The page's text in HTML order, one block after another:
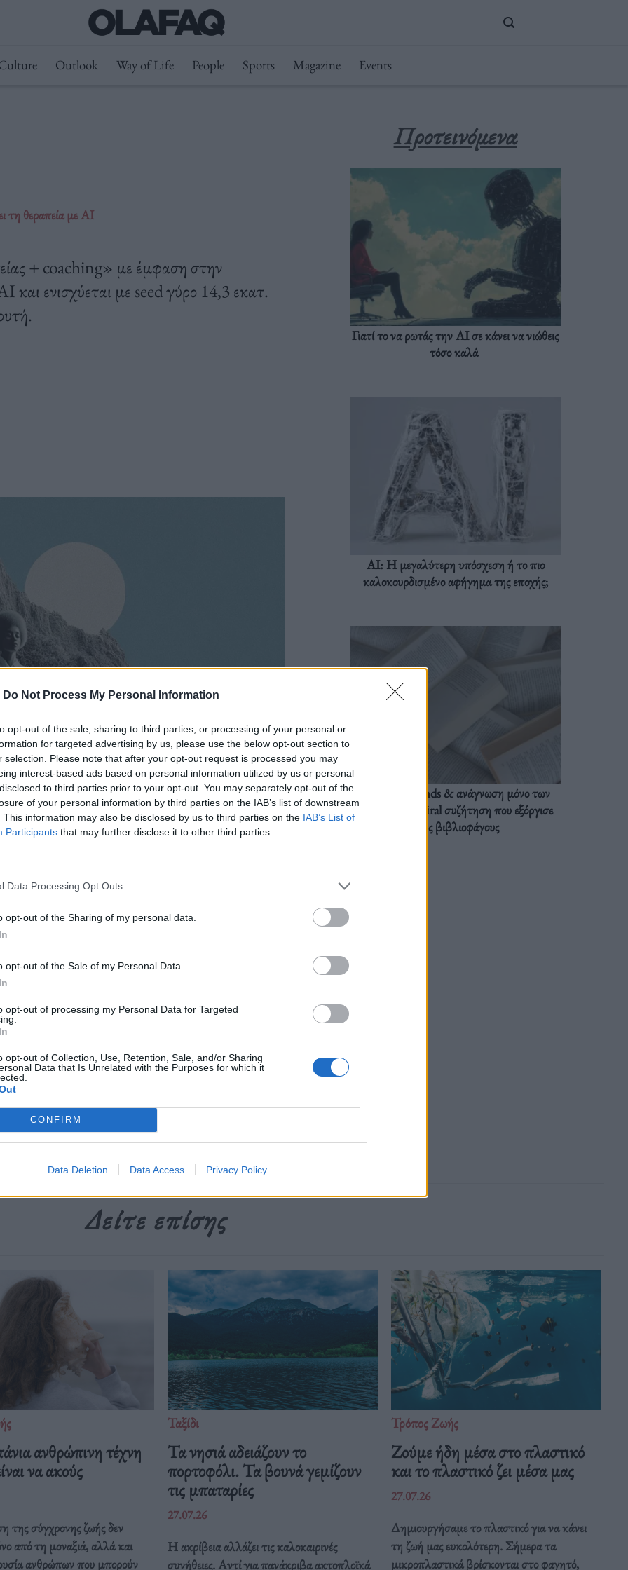
Do Not Process My Personal Information
opt-out of the sale, sharing to third parties, or processing of your personal or
for targeted advertising by us, please use the below opt-out section to
selection. Please note that after your opt-out request is processed you may
interest-based ads based on personal information utilized by us or personal
to third parties prior to your opt-out. You may separately opt-out of the
of your personal information by third parties on the IAB’s list of downstream
This information may also be disclosed by us to third parties on the IAB’s List of
Participants that may further disclose it to other third parties.
Data Processing Opt Outs
opt-out of the Sharing of my personal data.
opt-out of the Sale of my Personal Data.
opt-out of processing my Personal Data for Targeted
opt-out of Collection, Use, Retention, Sale, and/or Sharing
Data that Is Unrelated with the Purposes for which it
CONFIRM
Data Deletion Data Access Privacy Policy
Outlook Way of Life People Sports Magazine Events
τη θεραπεία με AI
+ coaching» με έμφαση στην
και ενισχύεται με seed γύρο 14,3 εκατ.
+ coaching» με έμφαση στην
και ενισχύεται με seed γύρο 14,3
Life Coach,The Path
Προτεινόμενα
Γιατί το να ρωτάς την AI σε κάνει να νιώθεις
τόσο καλά
AI: Η μεγαλύτερη υπόσχεση ή το πιο
καλοκουρδισμένο αφήγημα της εποχής;
BookTok trends & ανάγνωση μόνο των
διαλόγων: Η viral συζήτηση που εξόργισε
τους βιβλιοφάγους
Δείτε επίσης
ανθρώπινη τέχνη
να ακούς
της σύγχρονης ζωής δεν
από τη μοναξιά, αλλά και
ανθρώπων που μπορούν
Ταξίδι
Τα νησιά αδειάζουν το
πορτοφόλι. Τα βουνά γεμίζουν
τις μπαταρίες
27.07.26
Η ακρίβεια αλλάζει τις καλοκαιρινές
συνήθειες. Αντί για πανάκριβα ακτοπλοϊκά
Τρόπος Ζωής
Ζούμε ήδη μέσα στο πλαστικό
και το πλαστικό ζει μέσα μας
27.07.26
Δημιουργήσαμε το πλαστικό για να κάνει
τη ζωή μας ευκολότερη. Σήμερα τα
μικροπλαστικά βρίσκονται στο φαγητό,